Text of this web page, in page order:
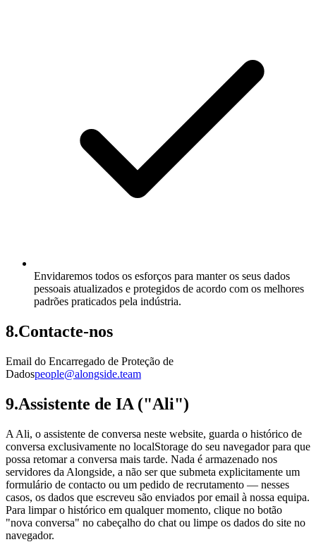
Envidaremos todos os esforços para manter os seus dados
pessoais atualizados e protegidos de acordo com os melhores
padrões praticados pela indústria.
8.Contacte-nos
Email do Encarregado de Proteção de
Dadospeople@alongside.team
9.Assistente de IA ("Ali")
A Ali, o assistente de conversa neste website, guarda o histórico de
conversa exclusivamente no localStorage do seu navegador para que
possa retomar a conversa mais tarde. Nada é armazenado nos
servidores da Alongside, a não ser que submeta explicitamente um
formulário de contacto ou um pedido de recrutamento — nesses
casos, os dados que escreveu são enviados por email à nossa equipa.
Para limpar o histórico em qualquer momento, clique no botão
"nova conversa" no cabeçalho do chat ou limpe os dados do site no
navegador.